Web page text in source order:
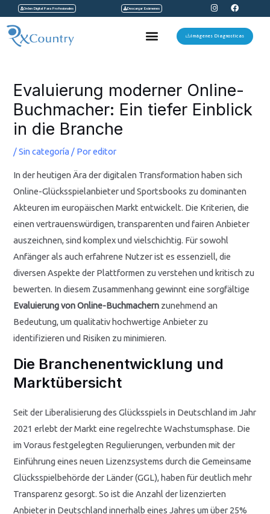
contenido
Orden Digital Para Profesionales Descargar Exámenes
I
n
s
t
a
F
a
c
e
b
Menu Imágenes Diagnosticas
Evaluierung moderner Online-
Buchmacher: Ein tiefer Einblick
in die Branche
/Sin categoría / Poreditor
In der heutigen Ära der digitalen Transformation haben sich
Online-Glücksspielanbieter und Sportsbooks zu dominanten
Akteuren im europäischen Markt entwickelt. Die Kriterien, die
einen vertrauenswürdigen, transparenten und fairen Anbieter
auszeichnen, sind komplex und vielschichtig. Für sowohl
Anfänger als auch erfahrene Nutzer ist es essenziell, die
diversen Aspekte der Plattformen zu verstehen und kritisch zu
bewerten. In diesem Zusammenhang gewinnt eine sorgfältige
Evaluierung von Online-Buchmachern zunehmend an
Bedeutung, um qualitativ hochwertige Anbieter zu
identifizieren und Risiken zu minimieren.
Die Branchenentwicklung und
Marktübersicht
Seit der Liberalisierung des Glücksspiels in Deutschland im Jahr
2021 erlebt der Markt eine regelrechte Wachstumsphase. Die
im Voraus festgelegten Regulierungen, verbunden mit der
Einführung eines neuen Lizenzsystems durch die Gemeinsame
Glücksspielbehörde der Länder (GGL), haben für deutlich mehr
Transparenz gesorgt. So ist die Anzahl der lizenzierten
Anbieter in Deutschland innerhalb eines Jahres um über 25%
entradas